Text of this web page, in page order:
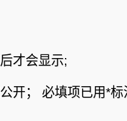
才会显示;
开； 必填项已用*标